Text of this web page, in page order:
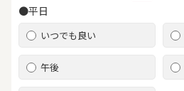
●平日
いつでも良い
午後